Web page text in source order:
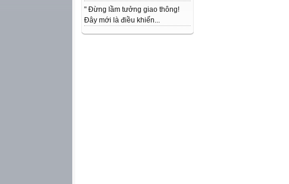
" Đừng lầm tưởng giao thông!
Đây mới là điều khiến...